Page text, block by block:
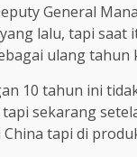
General
lalu, tapi
ulang
10 tahun ini
sekarang
tapi di